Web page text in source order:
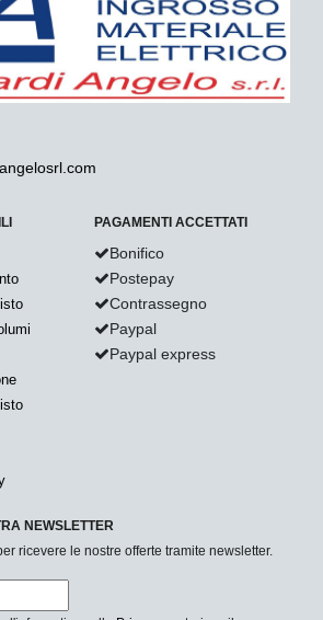
PAGAMENTI ACCETTATI
Bonifico
Postepay
Contrassegno
Paypal
Paypal express
NEWSLETTER
ricevere le nostre offerte tramite newsletter.